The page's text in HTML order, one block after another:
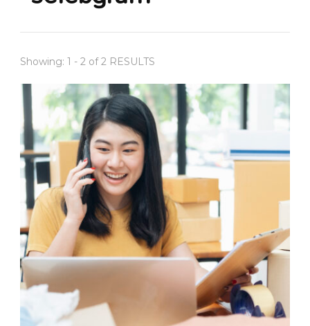
Showing: 1 - 2 of 2 RESULTS